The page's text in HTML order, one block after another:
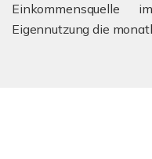
Eigennutzung die